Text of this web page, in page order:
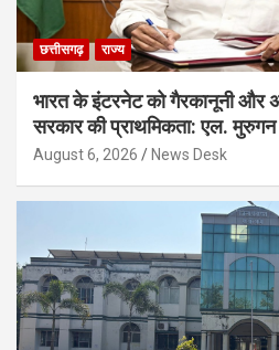
छत्तीसगढ़ राज्य
भारत के इंटरनेट को गैरकानूनी
सरकार की प्राथमिकता: एल. मुरुगन
August 6, 2026 News Desk